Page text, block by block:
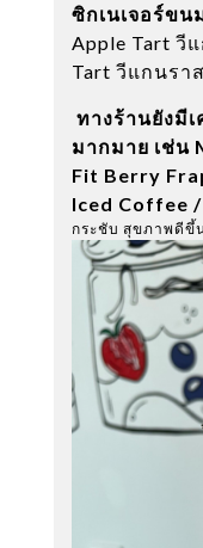
ซิกเนเจอร์ข
Apple Tart วี
Tart วีแกนรา
ทางร้านยังมี
มากมาย เช่น
Fit Berry
Iced Coffee /
กระชับ สุขภาพดีขึ้